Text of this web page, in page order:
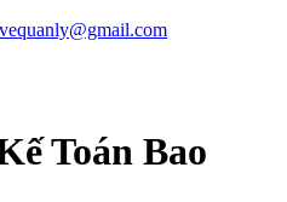
Toán Bao